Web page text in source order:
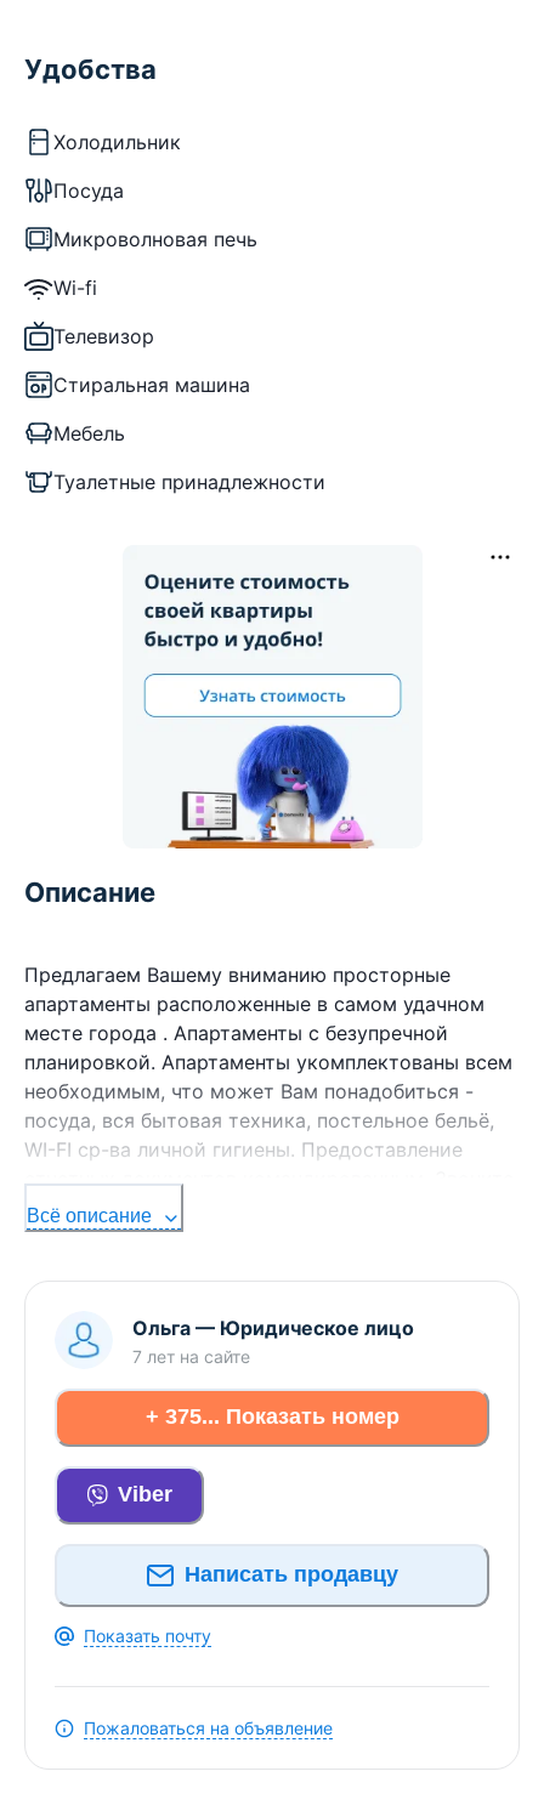
Удобства
Холодильник
Посуда
Микроволновая печь
Wi-fi
Телевизор
Стиральная машина
Мебель
Туалетные принадлежности
Описание
Предлагаем Вашему вниманию просторные
апартаменты расположенные в самом удачном
месте города . Апартаменты с безупречной
планировкой. Апартаменты укомплектованы всем
необходимым, что может Вам понадобиться -
посуда, вся бытовая техника, постельное бельё,
WI-FI ср-ва личной гигиены. Предоставление
отчетных документов командированным. Звоните
и вы будите пользоваться нашими услугами
Всё описание
Ольга — Юридическое лицо
7 лет на сайте
+ 375... Показать номер
Viber
Написать продавцу
Показать почту
Пожаловаться на объявление